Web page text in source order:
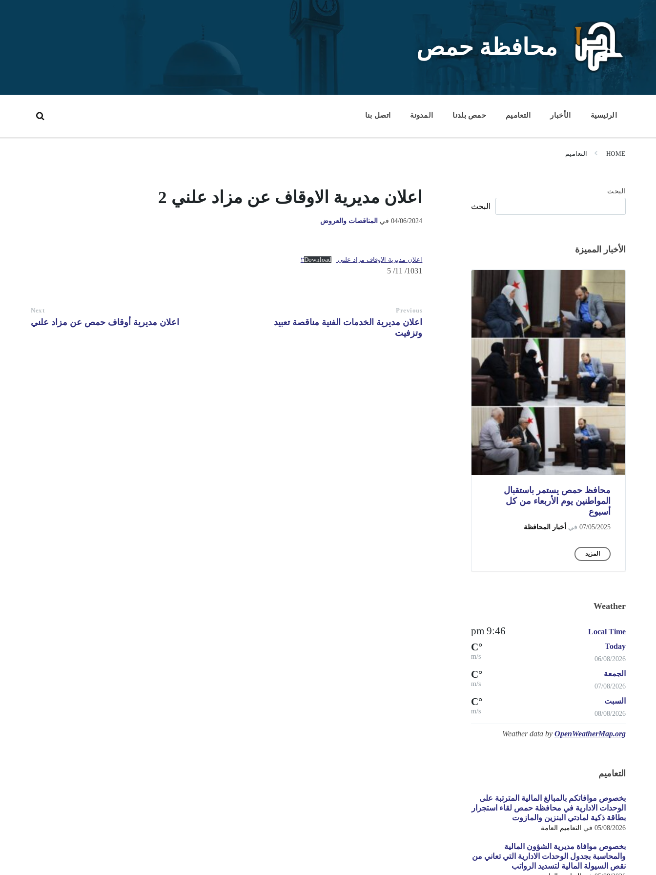
content
محافظة حمص
الرئيسية الأخبار التعاميم حمص بلدنا المدونة اتصل بنا
HOME التعاميم
اعلان مديرية الاوقاف عن مزاد علني 2
04/06/2024 في المناقصات والعروض
اعلان-مديرية-الاوقاف-مزاد-علني-٢ Download
1031/ 11/ 5
Previous
اعلان مديرية الخدمات الفنية مناقصة تعبيد
وتزفيت
Next
اعلان مديرية أوقاف حمص عن مزاد علني
البحث
البحث
الأخبار المميزة
محافظ حمص يستمر باستقبال
المواطنين يوم الأربعاء من كل
أسبوع
07/05/2025 في أخبار المحافظة
المزيد
Weather
Local Time
9:46 pm
Today
06/08/2026
°C
m/s
الجمعة
07/08/2026
°C
m/s
السبت
08/08/2026
°C
m/s
Weather data by OpenWeatherMap.org
التعاميم
بخصوص موافاتكم بالمبالغ المالية المترتبة على
الوحدات الادارية في محافظة حمص لقاء استجرار
بطاقة ذكية لمادتي البنزين والمازوت
05/08/2026 في التعاميم العامة
بخصوص موافاة مديرية الشؤون المالية
والمحاسبة بجدول الوحدات الادارية التي تعاني من
نقص السيولة المالية لتسديد الرواتب